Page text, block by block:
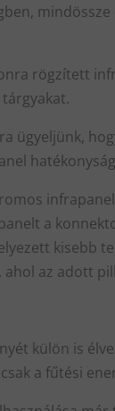
rögzített
ügyeljünk,
a
kisebb
az adott
külön is
a fűtési